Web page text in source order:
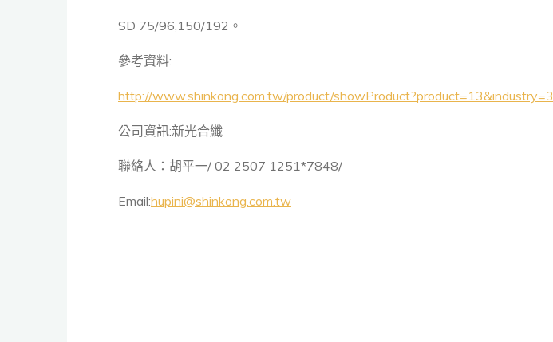
SD 75/96,150/192。
參考資料:
http://www.shinkong.com.tw/product/showProduct?product=13&industry=3
公司資訊:新光合纖
聯絡人：胡平一/ 02 2507 1251*7848/
Email:hupini@shinkong.com.tw